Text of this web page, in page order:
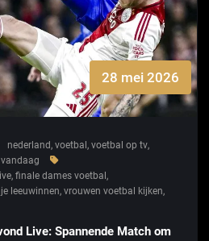
28 mei 2026
nederland, voetbal, voetbal op tv,
, finale dames voetbal,
leeuwinnen, vrouwen voetbal kijken,
Live: Spannende Match om